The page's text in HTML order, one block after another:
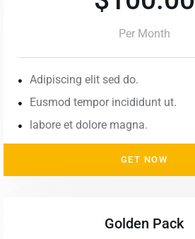
Per Month
Adipiscing elit sed do.
Eusmod tempor incididunt ut.
labore et dolore magna.
GET NOW
Golden Pack